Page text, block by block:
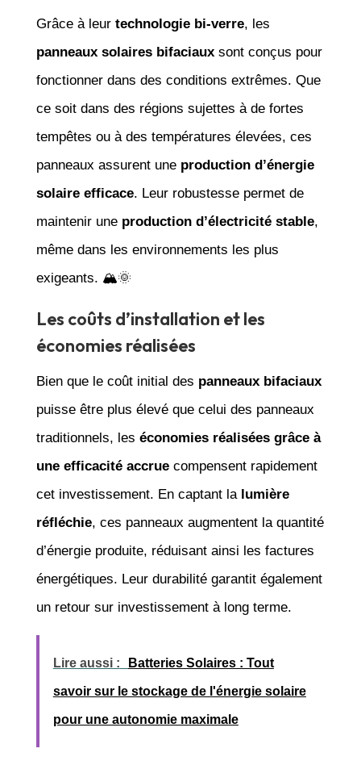
Grâce à leur technologie bi-verre, les
panneaux solaires bifaciauxsont conçus pour
fonctionner dans des conditions extrêmes. Que
ce soit dans des régions sujettes à de fortes
tempêtes ou à des températures élevées, ces
panneaux assurent une production d’énergie
solaire efficace. Leur robustesse permet de
maintenir une production d’électricité stable,
même dans les environnements les plus
exigeants. 🏔️🌞
Les coûts d’installation et les
économies réalisées
Bien que le coût initial des panneaux bifaciaux
puisse être plus élevé que celui des panneaux
traditionnels, les économies réalisées grâce à
une efficacité accruecompensent rapidement
cet investissement. En captant la lumière
réfléchie, ces panneaux augmentent la quantité
d’énergie produite, réduisant ainsi les factures
énergétiques. Leur durabilité garantit également
un retour sur investissement à long terme.
Lire aussi : Batteries Solaires : Tout
savoir sur le stockage de l'énergie solaire
pour une autonomie maximale